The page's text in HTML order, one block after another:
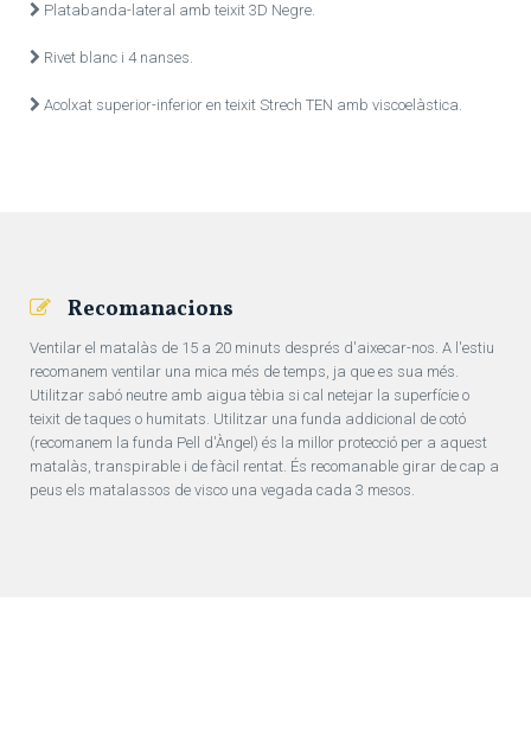
Platabanda-lateral amb teixit 3D Negre.
Rivet blanc i 4 nanses.
Acolxat superior-inferior en teixit Strech TEN amb viscoelàstica.
Recomanacions
Ventilar el matalàs de 15 a 20 minuts després d'aixecar-nos. A l'estiu
recomanem ventilar una mica més de temps, ja que es sua més.
Utilitzar sabó neutre amb aigua tèbia si cal netejar la superfície o
teixit de taques o humitats. Utilitzar una funda addicional de cotó
(recomanem la funda Pell d'Àngel) és la millor protecció per a aquest
matalàs, transpirable i de fàcil rentat. És recomanable girar de cap a
peus els matalassos de visco una vegada cada 3 mesos.